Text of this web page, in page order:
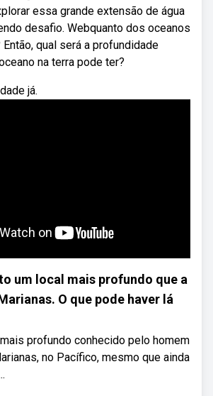
essa grande extensão de água
desafio. Webquanto dos oceanos
qual será a profundidade
na terra pode ter?
já.
um local mais profundo que a
O que pode haver lá
profundo conhecido pelo homem
no Pacífico, mesmo que ainda